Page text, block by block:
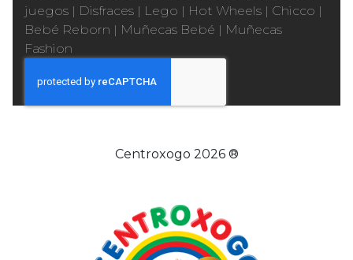
juegos | Disfraces | Lego | Hot Wheels | Chicco |
Bebé Reborn | Muñecas Bebé | Muñecas
Fashion
Centroxogo 2026 ®